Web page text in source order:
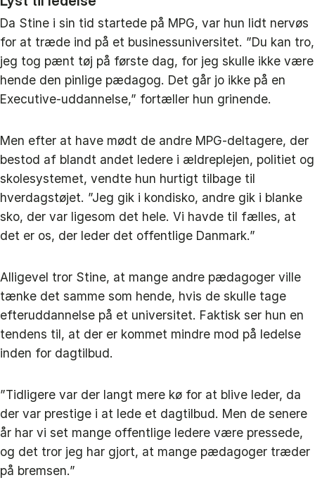
Da Stine i sin tid startede på MPG, var hun lidt nervøs
for at træde ind på et businessuniversitet. ”Du kan tro,
jeg tog pænt tøj på første dag, for jeg skulle ikke være
hende den pinlige pædagog. Det går jo ikke på en
Executive-uddannelse,” fortæller hun grinende.
Men efter at have mødt de andre MPG-deltagere, der
bestod af blandt andet ledere i ældreplejen, politiet og
skolesystemet, vendte hun hurtigt tilbage til
hverdagstøjet. ”Jeg gik i kondisko, andre gik i blanke
sko, der var ligesom det hele. Vi havde til fælles, at
det er os, der leder det offentlige Danmark.”
Alligevel tror Stine, at mange andre pædagoger ville
tænke det samme som hende, hvis de skulle tage
efteruddannelse på et universitet. Faktisk ser hun en
tendens til, at der er kommet mindre mod på ledelse
inden for dagtilbud.
”Tidligere var der langt mere kø for at blive leder, da
der var prestige i at lede et dagtilbud. Men de senere
år har vi set mange offentlige ledere være pressede,
og det tror jeg har gjort, at mange pædagoger træder
på bremsen.”